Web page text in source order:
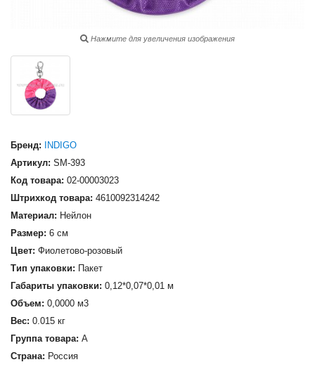
Нажмите для увеличения изображения
Бренд:
INDIGO
Артикул: SM-393
Код товара: 02-00003023
Штрихкод товара: 4610092314242
Материал: Нейлон
Размер: 6 см
Цвет: Фиолетово-розовый
Тип упаковки: Пакет
Габариты упаковки: 0,12*0,07*0,01 м
Объем: 0,0000 м3
Вес: 0.015 кг
Группа товара: А
Страна: Россия